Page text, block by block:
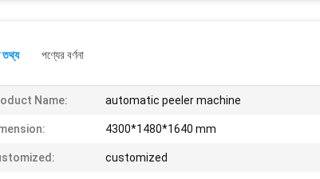
তথ্য পণ্যের বর্ণনা
Name: automatic peeler machine
4300*1480*1640 mm
customized